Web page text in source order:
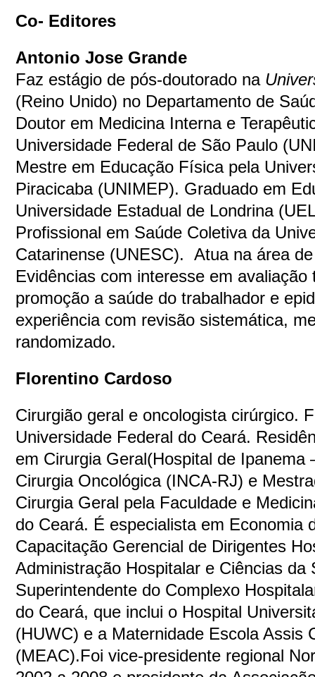
Co- Editores
Antonio Jose Grande
Faz estágio de pós-doutorado na
(Reino Unido) no Departamento de
Doutor em Medicina Interna e
Universidade Federal de São Paulo
Mestre em Educação Física pela
Piracicaba (UNIMEP). Graduado em
Universidade Estadual de Londrina
Profissional em Saúde Coletiva da
Catarinense (UNESC). Atua na área
Evidências com interesse em
promoção a saúde do trabalhador e
experiência com revisão sistemática,
randomizado.
Florentino Cardoso
Cirurgião geral e oncologista cirúrgico.
Universidade Federal do Ceará.
em Cirurgia Geral(Hospital de Ipanema
Cirurgia Oncológica (INCA-RJ) e
Cirurgia Geral pela Faculdade e
do Ceará. É especialista em Economia
Capacitação Gerencial de Dirigentes
Administração Hospitalar e Ciências da
Superintendente do Complexo
do Ceará, que inclui o Hospital
(HUWC) e a Maternidade Escola Assis
(MEAC).Foi vice-presidente regional